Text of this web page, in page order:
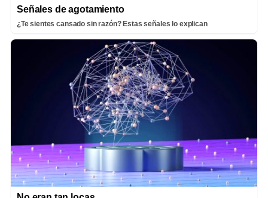
Señales de agotamiento
¿Te sientes cansado sin razón? Estas señales lo explican